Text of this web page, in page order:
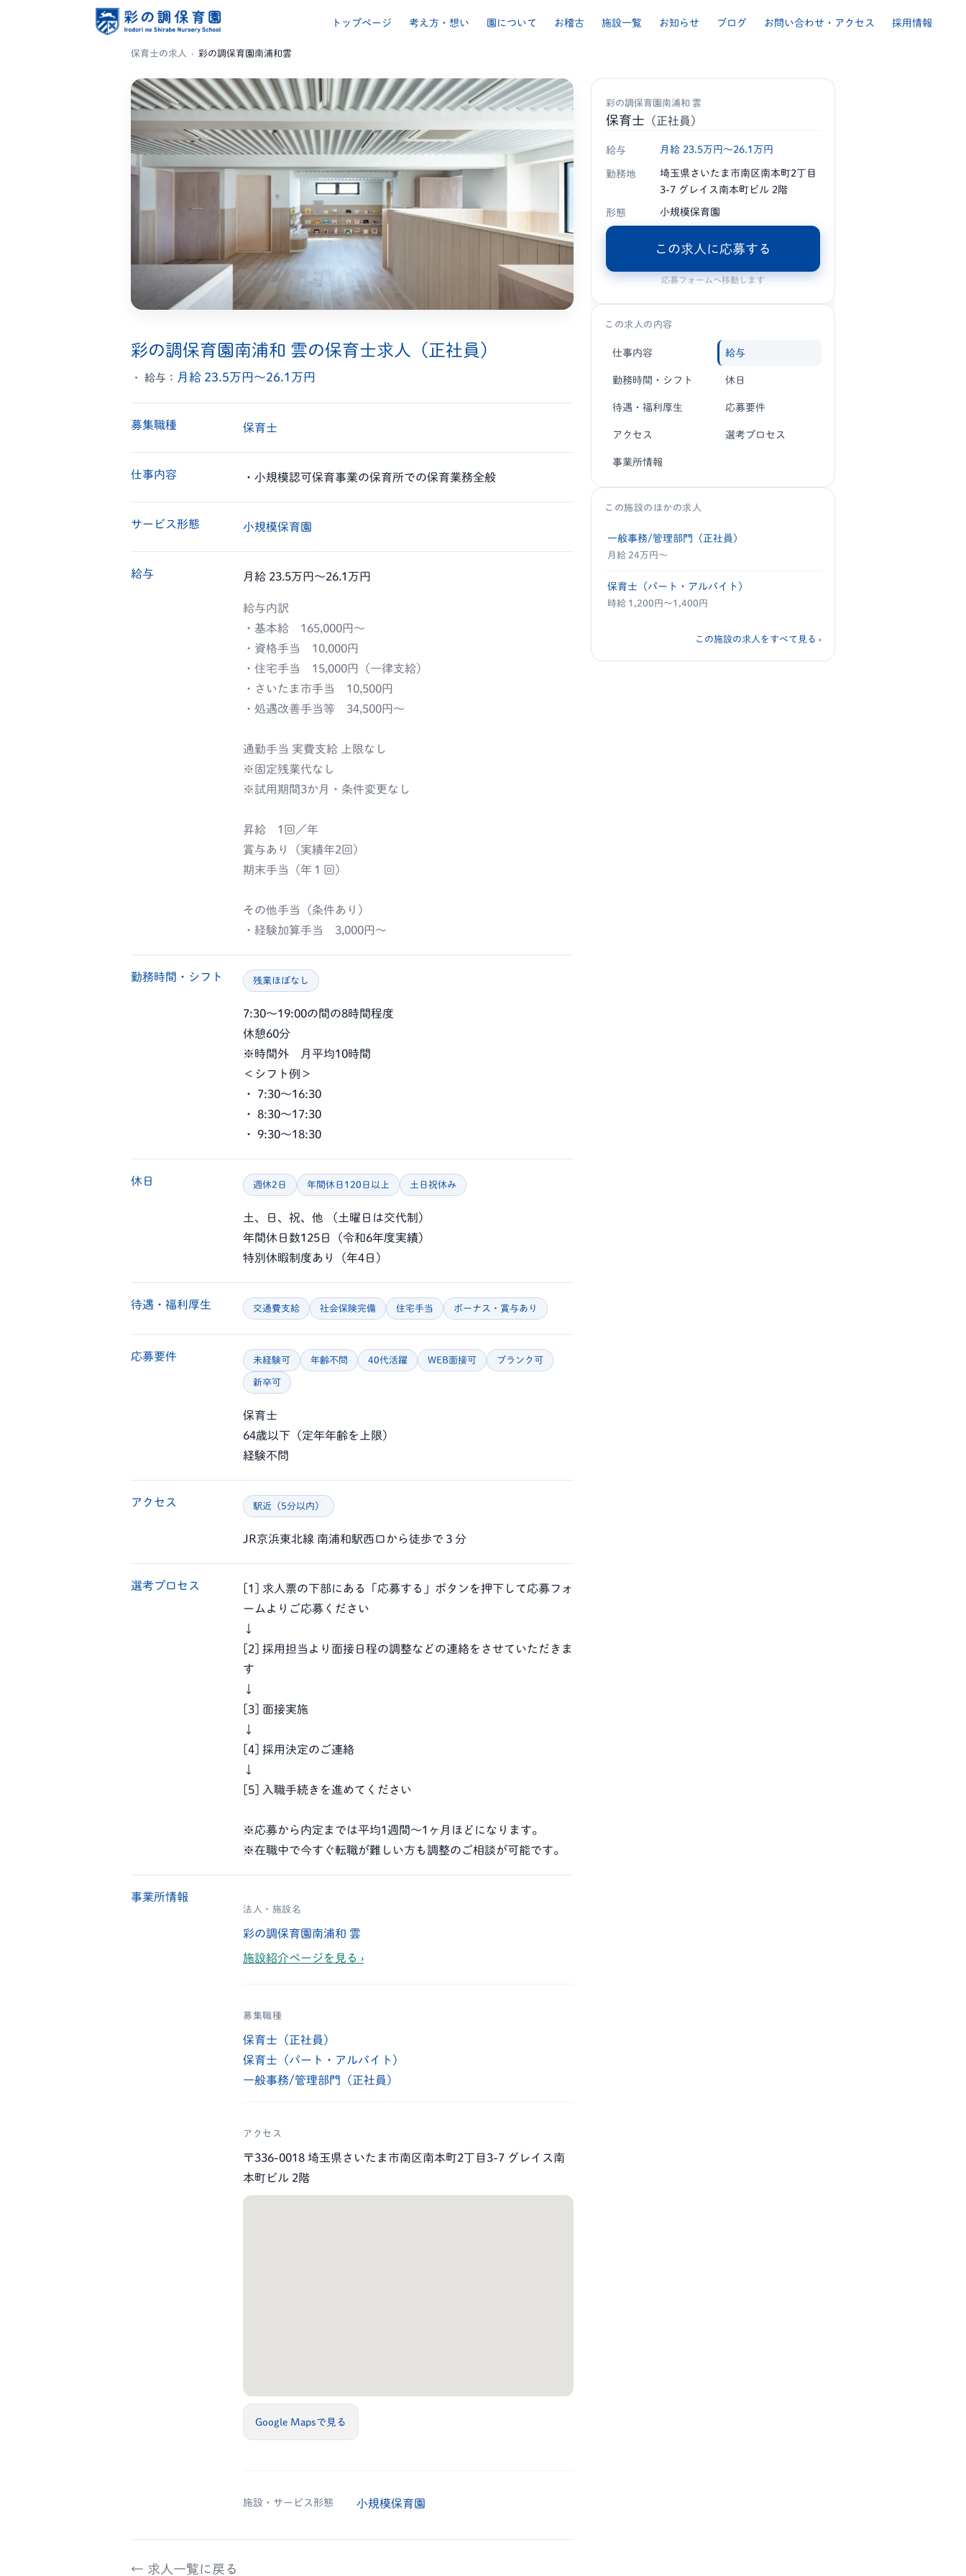
トップページ 考え方・想い 園について お稽古 施設一覧 お知らせ ブログ お問い合わせ・アクセス 採用情報
保育士の求人 › 彩の調保育園南浦和雲
彩の調保育園南浦和 雲の保育士求人（正社員）
給与： 月給 23.5万円〜26.1万円
募集職種 保育士
仕事内容 ・小規模認可保育事業の保育所での保育業務全般
サービス形態 小規模保育園
給与 月給 23.5万円〜26.1万円
給与内訳
・基本給 165,000円～
・資格手当 10,000円
・住宅手当 15,000円（一律支給）
・さいたま市手当 10,500円
・処遇改善手当等 34,500円～
通勤手当 実費支給 上限なし
※固定残業代なし
※試用期間3か月・条件変更なし
昇給 1回／年
賞与あり（実績年2回）
期末手当（年１回）
その他手当（条件あり）
・経験加算手当 3,000円～
勤務時間・シフト 残業ほぼなし
7:30～19:00の間の8時間程度
休憩60分
※時間外 月平均10時間
＜シフト例＞
・ 7:30～16:30
・ 8:30～17:30
・ 9:30～18:30
休日 週休2日 年間休日120日以上 土日祝休み
土、日、祝、他 （土曜日は交代制）
年間休日数125日（令和6年度実績）
特別休暇制度あり（年4日）
待遇・福利厚生 交通費支給 社会保険完備 住宅手当 ボーナス・賞与あり
応募要件 未経験可 年齢不問 40代活躍 WEB面接可 ブランク可
新卒可
保育士
64歳以下（定年年齢を上限）
経験不問
アクセス 駅近（5分以内）
JR京浜東北線 南浦和駅西口から徒歩で３分
選考プロセス
[1] 求人票の下部にある「応募する」ボタンを押下して応募フォ
ームよりご応募ください
↓
[2] 採用担当より面接日程の調整などの連絡をさせていただきま
す
↓
[3] 面接実施
↓
[4] 採用決定のご連絡
↓
[5] 入職手続きを進めてください
※応募から内定までは平均1週間～1ヶ月ほどになります。
※在職中で今すぐ転職が難しい方も調整のご相談が可能です。
事業所情報
法人・施設名
彩の調保育園南浦和 雲
施設紹介ページを見る ›
募集職種
保育士（正社員）
保育士（パート・アルバイト）
一般事務/管理部門（正社員）
アクセス
〒336-0018 埼玉県さいたま市南区南本町2丁目3-7 グレイス南
本町ビル 2階
Google Mapsで見る
施設・サービス形態 小規模保育園
← 求人一覧に戻る
彩の調保育園南浦和 雲
保育士 （正社員）
給与 月給 23.5万円〜26.1万円
勤務地
埼玉県さいたま市南区南本町2丁目
3-7 グレイス南本町ビル 2階
形態 小規模保育園
この求人に応募する
応募フォームへ移動します
この求人の内容
仕事内容 給与
勤務時間・シフト 休日
待遇・福利厚生 応募要件
アクセス 選考プロセス
事業所情報
この施設のほかの求人
一般事務/管理部門（正社員）
月給 24万円〜
保育士（パート・アルバイト）
時給 1,200円〜1,400円
この施設の求人をすべて見る ›